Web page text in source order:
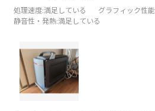
処理速度:満足している グラフィック性能
静音性・発熱:満足している